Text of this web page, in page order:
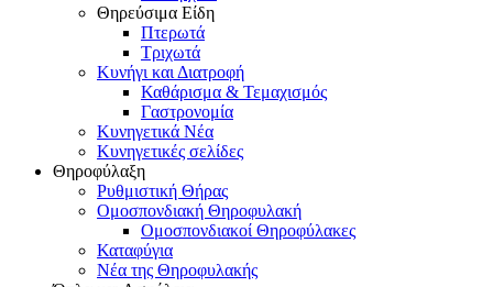
Θηρεύσιμα Είδη
Πτερωτά
Τριχωτά
Κυνήγι και Διατροφή
Καθάρισμα & Τεμαχισμός
Γαστρονομία
Κυνηγετικά Νέα
Κυνηγετικές σελίδες
Θηροφύλαξη
Ρυθμιστική Θήρας
Ομοσπονδιακή Θηροφυλακή
Oμοσπονδιακοί Θηροφύλακες
Καταφύγια
Νέα της Θηροφυλακής